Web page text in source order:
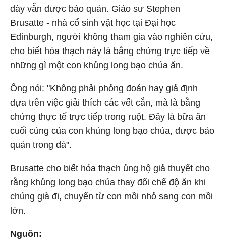
dày vẫn được bảo quản. Giáo sư Stephen
Brusatte - nhà cổ sinh vật học tại Đại học
Edinburgh, người không tham gia vào nghiên cứu,
cho biết hóa thạch này là bằng chứng trực tiếp về
những gì một con khủng long bạo chúa ăn.
Ông nói: "Không phải phỏng đoán hay giả định
dựa trên việc giải thích các vết cắn, mà là bằng
chứng thực tế trực tiếp trong ruột. Đây là bữa ăn
cuối cùng của con khủng long bạo chúa, được bảo
quản trong đá".
Brusatte cho biết hóa thạch ủng hộ giả thuyết cho
rằng khủng long bạo chúa thay đổi chế độ ăn khi
chúng già đi, chuyển từ con mồi nhỏ sang con mồi
lớn.
Nguồn: